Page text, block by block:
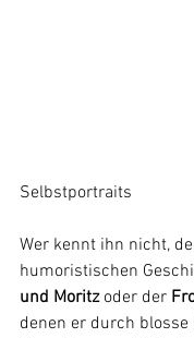
Selbstportraits
Wer kennt ihn nicht,
humoristischen
und Moritz oder der
denen er durch blosse